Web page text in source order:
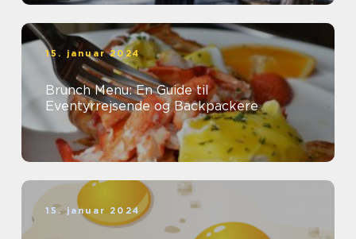
15. januar 2024
Brunch Menu: En Guide til
Eventyrrejsende og Backpackere
15. januar 2024